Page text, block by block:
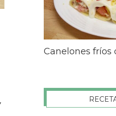
Canelones fríos